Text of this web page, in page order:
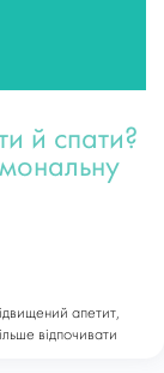
й спати?
апетит,
відпочивати